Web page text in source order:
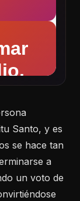
Santo, y es
se hace tan
a
un voto de